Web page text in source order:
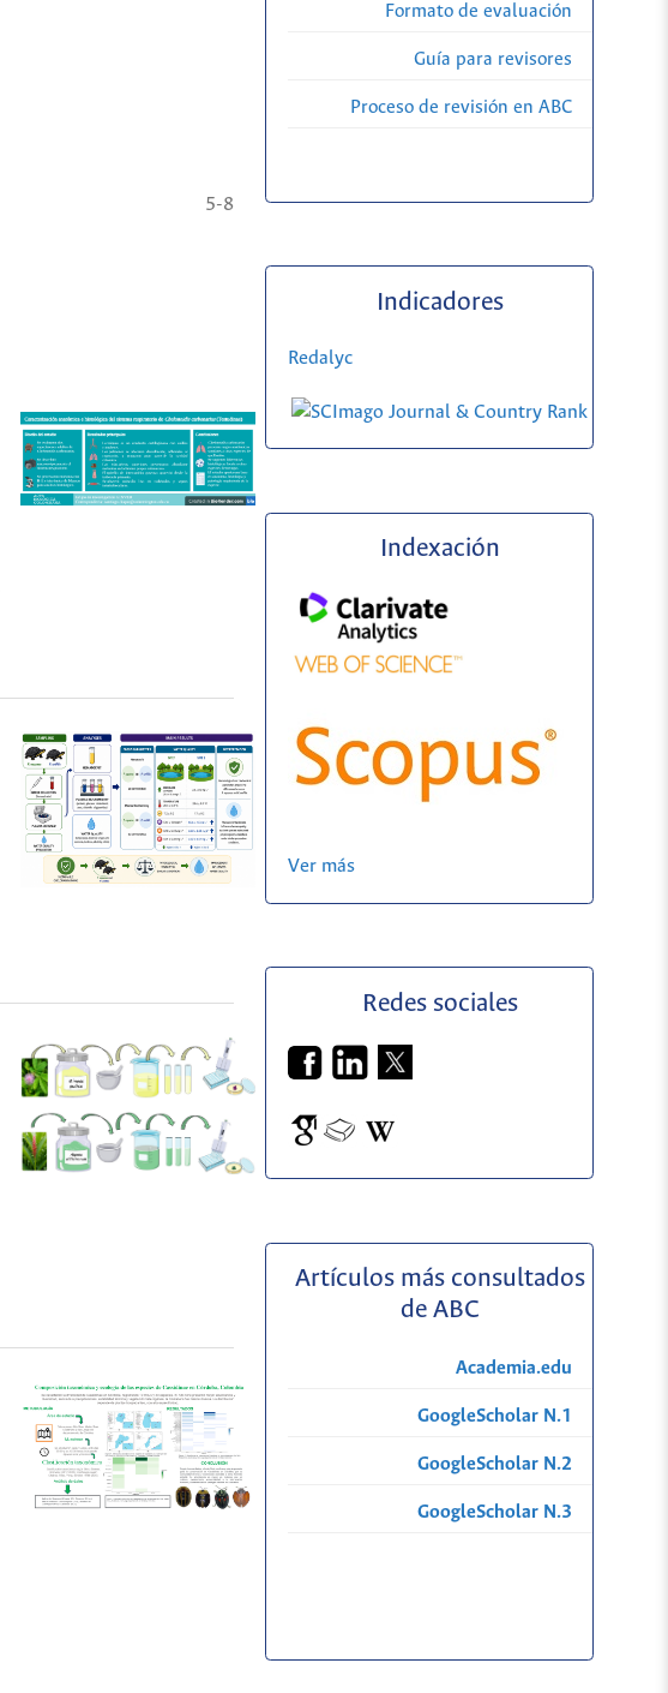
5-8
Formato de evaluación
Guía para revisores
Proceso de revisión en ABC
Indicadores
Redalyc
Indexación
Ver más
Redes sociales
Artículos más consultados
de ABC
Academia.edu
GoogleScholar N.1
GoogleScholar N.2
GoogleScholar N.3